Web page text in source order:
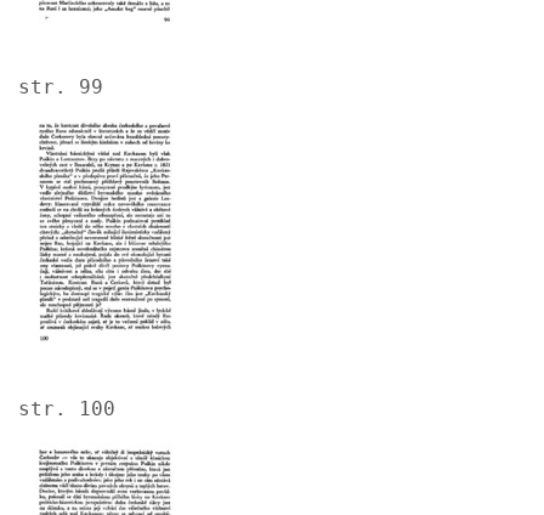
str. 99
str. 100